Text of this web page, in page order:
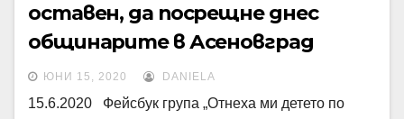
оставен, да посрещне днес
общинарите в Асеновград
ЮНИ 15, 2020 DANIELA
15.6.2020 Фейсбук група „Отнеха ми детето по